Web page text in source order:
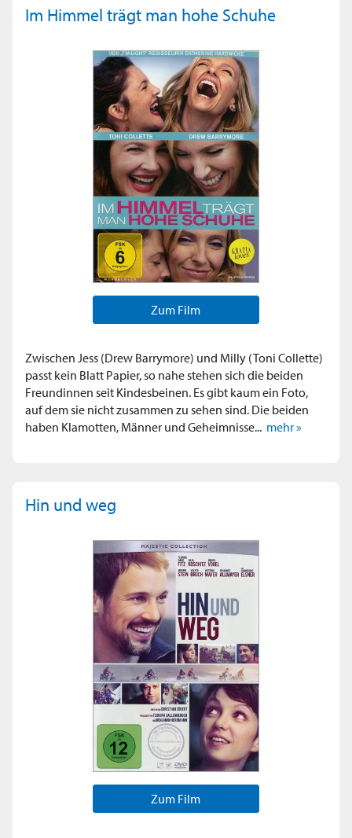
Im Himmel trägt man hohe Schuhe
Zum Film
Zwischen Jess (Drew Barrymore) und Milly (Toni Collette)
passt kein Blatt Papier, so nahe stehen sich die beiden
Freundinnen seit Kindesbeinen. Es gibt kaum ein Foto,
auf dem sie nicht zusammen zu sehen sind. Die beiden
haben Klamotten, Männer und Geheimnisse... mehr »
Hin und weg
Zum Film